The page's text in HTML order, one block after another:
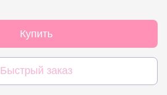
Купить
Быстрый заказ